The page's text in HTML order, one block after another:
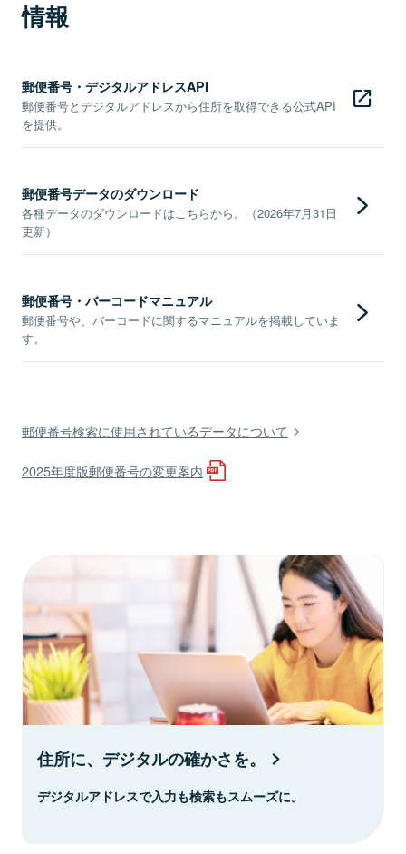
情報
郵便番号・デジタルアドレスAPI
郵便番号とデジタルアドレスから住所を取得できる公式API
を提供。
郵便番号データのダウンロード
各種データのダウンロードはこちらから。（2026年7月31日
更新）
郵便番号・バーコードマニュアル
郵便番号や、バーコードに関するマニュアルを掲載していま
す。
郵便番号検索に使用されているデータについて
2025年度版郵便番号の変更案内
住所に、デジタルの確かさを。
デジタルアドレスで入力も検索もスムーズに。